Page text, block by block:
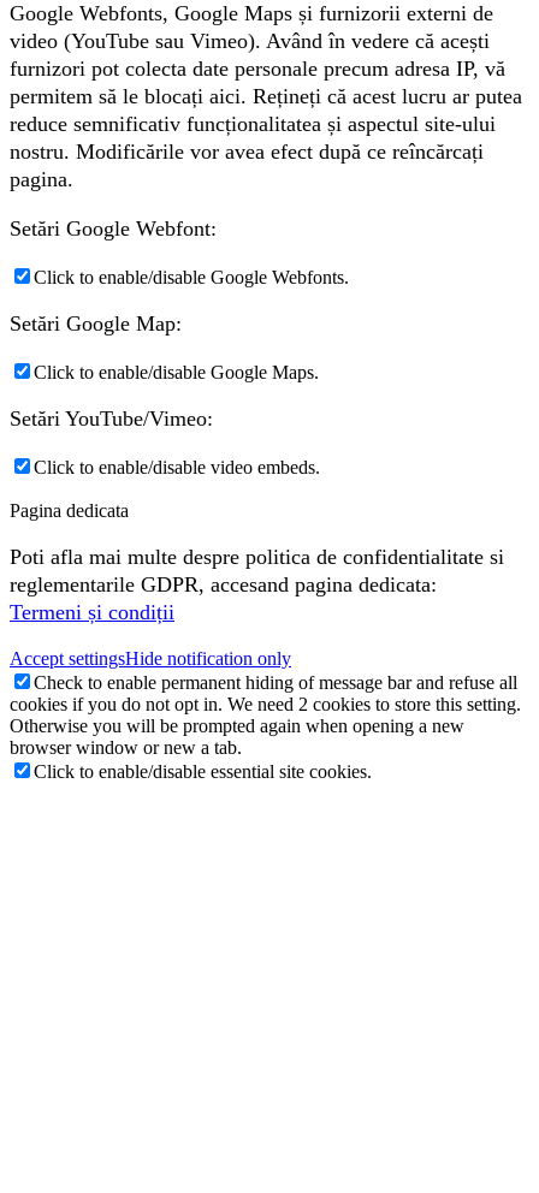
Google Webfonts, Google Maps și furnizorii externi de
video (YouTube sau Vimeo). Având în vedere că acești
furnizori pot colecta date personale precum adresa IP, vă
permitem să le blocați aici. Rețineți că acest lucru ar putea
reduce semnificativ funcționalitatea și aspectul site-ului
nostru. Modificările vor avea efect după ce reîncărcați
pagina.
Setări Google Webfont:
Click to enable/disable Google Webfonts.
Setări Google Map:
Click to enable/disable Google Maps.
Setări YouTube/Vimeo:
Click to enable/disable video embeds.
Pagina dedicata
Poti afla mai multe despre politica de confidentialitate si
reglementarile GDPR, accesand pagina dedicata:
Termeni și condiții
Accept settingsHide notification only
Check to enable permanent hiding of message bar and refuse all
cookies if you do not opt in. We need 2 cookies to store this setting.
Otherwise you will be prompted again when opening a new
browser window or new a tab.
Click to enable/disable essential site cookies.